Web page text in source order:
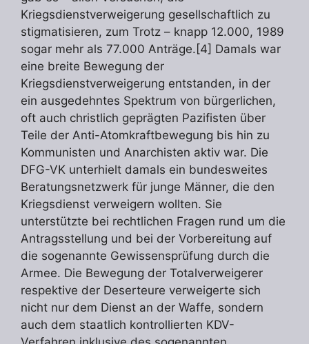
Kriegsdienstverweigerung gesellschaftlich zu
stigmatisieren, zum Trotz – knapp 12.000, 1989
sogar mehr als 77.000 Anträge.[4] Damals war
eine breite Bewegung der
Kriegsdienstverweigerung entstanden, in der
ein ausgedehntes Spektrum von bürgerlichen,
oft auch christlich geprägten Pazifisten über
Teile der Anti-Atomkraftbewegung bis hin zu
Kommunisten und Anarchisten aktiv war. Die
DFG-VK unterhielt damals ein bundesweites
Beratungsnetzwerk für junge Männer, die den
Kriegsdienst verweigern wollten. Sie
unterstützte bei rechtlichen Fragen rund um die
Antragsstellung und bei der Vorbereitung auf
die sogenannte Gewissensprüfung durch die
Armee. Die Bewegung der Totalverweigerer
respektive der Deserteure verweigerte sich
nicht nur dem Dienst an der Waffe, sondern
auch dem staatlich kontrollierten KDV-